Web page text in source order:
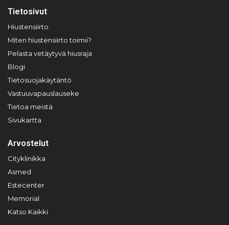
Tietosivut
Hiustensiirto
Miten hiustensiirto toimii?
Pelasta vetäytyvä hiusraja
Blogi
Tietosuojakäytäntö
Vastuuvapauslauseke
Tietoa meistä
Sivukartta
Arvostelut
Cityklinikka
Asmed
Estecenter
Memorial
Katso Kaikki